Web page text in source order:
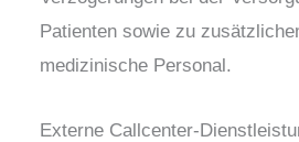
Patienten sowie zu
medizinische Personal.
Externe Callcenter-